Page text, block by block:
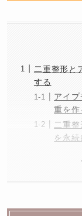
二重整形と
する
アイ
重を作
二重
を永